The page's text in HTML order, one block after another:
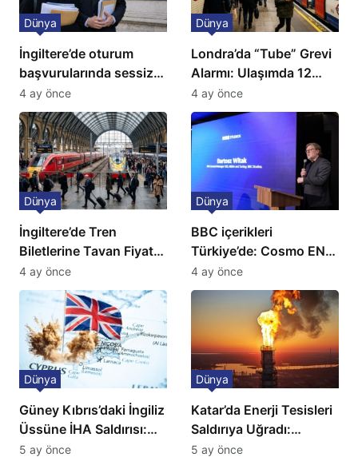
İngiltere’de oturum
başvurularında sessiz
kriz: Büyükelçilikten
açıklama!
Dünya
4 ay önce
Londra’da “Tube” Grevi
Alarmı: Ulaşımda 12
Günlük Kaos Kapıda
Dünya
4 ay önce
İngiltere’de Tren
Biletlerine Tavan Fiyat:
Ulaşımda Yeni
Düzenleme
Dünya
4 ay önce
BBC içerikleri
Türkiye’de: Cosmo EN
ve BBC Player yayında
Dünya
4 ay önce
Güney Kıbrıs’daki İngiliz
Üssüne İHA Saldırısı:
Patlama, Sirenler ve
Dünya
5 ay önce
Katar’da Enerji Tesisleri
Saldırıya Uğradı:
Avrupa’da Doğalgaz
Dünya
5 ay önce